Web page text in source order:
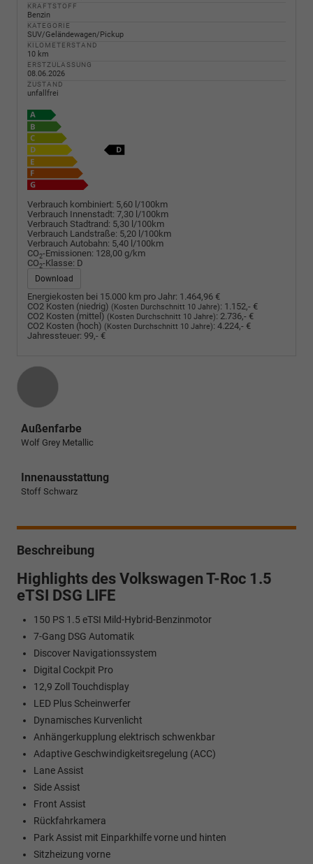
KRAFTSTOFF
Benzin
KATEGORIE
SUV/Geländewagen/Pickup
KILOMETERSTAND
10 km
ERSTZULASSUNG
08.06.2026
ZUSTAND
unfallfrei
Verbrauch kombiniert: 5,60 l/100km
Verbrauch Innenstadt: 7,30 l/100km
Verbrauch Stadtrand: 5,30 l/100km
Verbrauch Landstraße: 5,20 l/100km
Verbrauch Autobahn: 5,40 l/100km
CO2-Emissionen: 128,00 g/km
CO2-Klasse: D
Download
Energiekosten bei 15.000 km pro Jahr: 1.464,96 €
CO2 Kosten (niedrig) (Kosten Durchschnitt 10 Jahre): 1.152,- €
CO2 Kosten (mittel) (Kosten Durchschnitt 10 Jahre): 2.736,- €
CO2 Kosten (hoch) (Kosten Durchschnitt 10 Jahre): 4.224,- €
Jahressteuer: 99,- €
Außenfarbe
Wolf Grey Metallic
Innenausstattung
Stoff Schwarz
Beschreibung
Highlights des Volkswagen T-Roc 1.5
eTSI DSG LIFE
150 PS 1.5 eTSI Mild-Hybrid-Benzinmotor
7-Gang DSG Automatik
Discover Navigationssystem
Digital Cockpit Pro
12,9 Zoll Touchdisplay
LED Plus Scheinwerfer
Dynamisches Kurvenlicht
Anhängerkupplung elektrisch schwenkbar
Adaptive Geschwindigkeitsregelung (ACC)
Lane Assist
Side Assist
Front Assist
Rückfahrkamera
Park Assist mit Einparkhilfe vorne und hinten
Sitzheizung vorne